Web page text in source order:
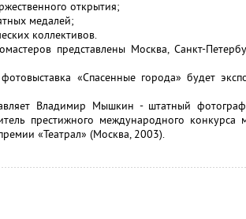
открытия;
медалей;
коллективов.
представлены Москва, Санкт-
«Спасенные города» будет
Владимир Мышкин - штатный
престижного международного
«Театрал» (Москва, 2003).